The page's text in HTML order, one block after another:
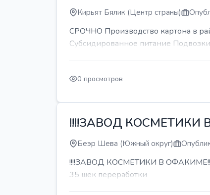
Кирьят Бялик (Центр страны)
СРОЧНО Производство картона в
Субсидированное питание
0 просмотров
!!!!ЗАВОД КОСМЕТИКИ
Беэр Шева (Южный округ)
!!!!ЗАВОД КОСМЕТИКИ В ОФАКИМЕ!!!!
35 шек переработки